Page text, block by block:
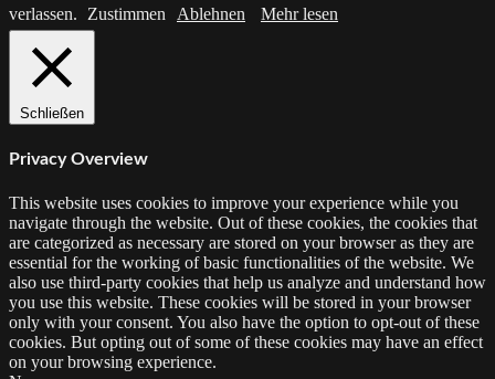
verlassen. Zustimmen Ablehnen Mehr lesen
Schließen
Privacy Overview
This website uses cookies to improve your experience while you
navigate through the website. Out of these cookies, the cookies that
are categorized as necessary are stored on your browser as they are
essential for the working of basic functionalities of the website. We
also use third-party cookies that help us analyze and understand how
you use this website. These cookies will be stored in your browser
only with your consent. You also have the option to opt-out of these
cookies. But opting out of some of these cookies may have an effect
on your browsing experience.